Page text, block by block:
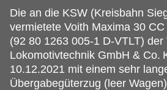
Die an die KSW (Kreisbahn
vermietete Voith Maxima 30
(92 80 1263 005-1 D-VTLT) der
Lokomotivtechnik GmbH & Co.
10.12.2021 mit einem sehr
Übergabegüterzug (leer